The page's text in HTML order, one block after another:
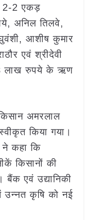
2-2 एकड़
अनिल तिलवे,
आशीष कुमार
एवं श्रीदेवी
लाख रुपये के ऋण
अमरलाल
किया गया।
कहा कि
किसानों की
एवं उद्यानिकी
उन्नत कृषि को नई